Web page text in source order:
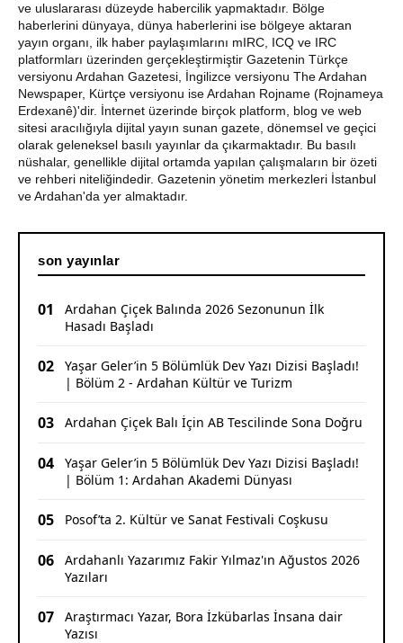
Bir Parti İşte Böyle Bitirilir
CHP Çıldır İl Genel Meclis Üyesi Gökhan Sözbir
Tutuklandı
Ardahan'da Traktör Devrildi: Sürücü Yaralandı
Uluslararası Badminton Turnuvasında Erzincanlı
Sporculardan Büyük Başarı: 3 Altın, 1 Gümüş Madalya
ve uluslararası düzeyde habercilik yapmaktadır. Bölge
haberlerini dünyaya, dünya haberlerini ise bölgeye aktaran
yayın organı, ilk haber paylaşımlarını mIRC, ICQ ve IRC
platformları üzerinden gerçekleştirmiştir Gazetenin Türkçe
versiyonu Ardahan Gazetesi, İngilizce versiyonu The Ardahan
Newspaper, Kürtçe versiyonu ise Ardahan Rojname (Rojnameya
Erdexanê)'dir. İnternet üzerinde birçok platform, blog ve web
sitesi aracılığıyla dijital yayın sunan gazete, dönemsel ve geçici
olarak geleneksel basılı yayınlar da çıkarmaktadır. Bu basılı
nüshalar, genellikle dijital ortamda yapılan çalışmaların bir özeti
ve rehberi niteliğindedir. Gazetenin yönetim merkezleri İstanbul
ve Ardahan'da yer almaktadır.
son yayınlar
01
Ardahan Çiçek Balında 2026 Sezonunun İlk
Hasadı Başladı
02
Yaşar Geler’in 5 Bölümlük Dev Yazı Dizisi Başladı!
| Bölüm 2 - Ardahan Kültür ve Turizm
03 Ardahan Çiçek Balı İçin AB Tescilinde Sona Doğru
04
Yaşar Geler’in 5 Bölümlük Dev Yazı Dizisi Başladı!
| Bölüm 1: Ardahan Akademi Dünyası
05 Posof’ta 2. Kültür ve Sanat Festivali Coşkusu
06
Ardahanlı Yazarımız Fakir Yılmaz'ın Ağustos 2026
Yazıları
07
Araştırmacı Yazar, Bora İzkübarlas İnsana dair
Yazısı